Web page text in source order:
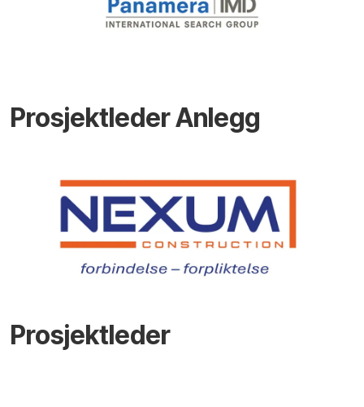
Prosjektleder Anlegg
Prosjektleder